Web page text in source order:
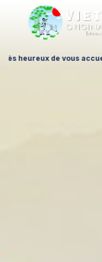
15 au 17 septembre